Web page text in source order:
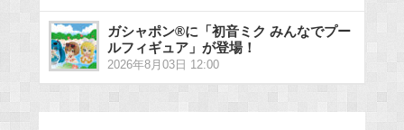
ガシャポン®に「初音ミク みんなでプー
ルフィギュア」が登場！
2026年8月03日 12:00